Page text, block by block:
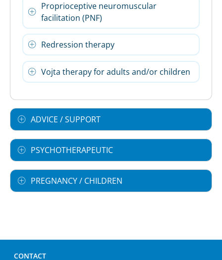
Proprioceptive neuromuscular
facilitation (PNF)
Redression therapy
Vojta therapy for adults and/or children
ADVICE / SUPPORT
PSYCHOTHERAPEUTIC
PREGNANCY / CHILDREN
CONTACT